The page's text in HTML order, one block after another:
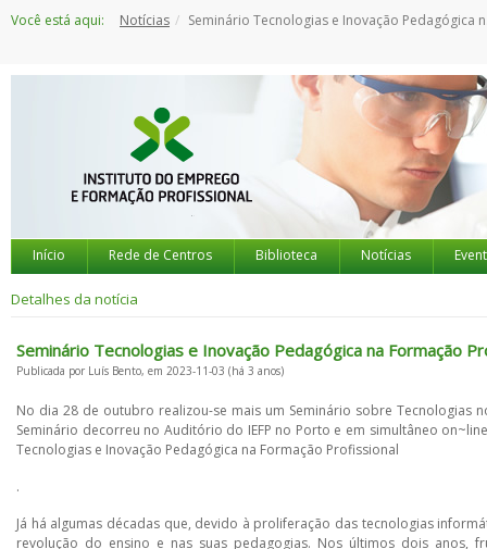
paraVocê está aqui: Notícias Seminário Tecnologias e Inovação Pedagógica na Formação Profissional
Início Rede de Centros Biblioteca Notícias
Detalhes da notícia
Seminário Tecnologias e Inovação Pedagógica na Formação
Publicada por Luís Bento, em 2023-11-03 (há 3 anos)
No dia 28 de outubro realizou-se mais um Seminário sobre Tecnologias
Seminário decorreu no Auditório do IEFP no Porto e em simultâneo
Tecnologias e Inovação Pedagógica na Formação Profissional
.
Já há algumas décadas que, devido à proliferação das tecnologias
revolução do ensino e nas suas pedagogias. Nos últimos dois anos,